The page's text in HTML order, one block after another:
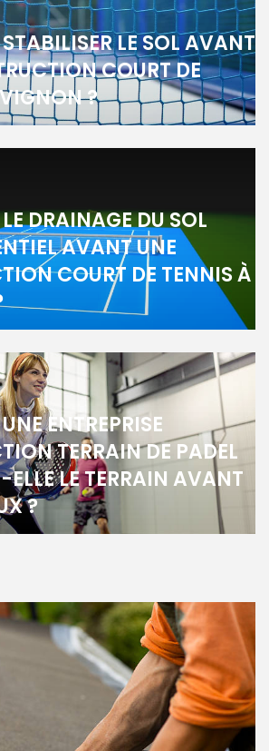
LE SOL AVANT
COURT DE
?
DRAINAGE DU SOL
AVANT UNE
COURT DE TENNIS À
ENTREPRISE
TERRAIN DE PADEL
ELLE LE TERRAIN AVANT
?